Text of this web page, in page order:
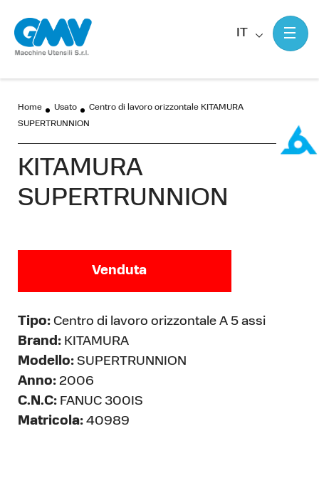
IT
Home Usato
Centro di lavoro orizzontale KITAMURA
SUPERTRUNNION
KITAMURA
SUPERTRUNNION
Venduta
Tipo: Centro di lavoro orizzontale A 5 assi
Brand: KITAMURA
Modello: SUPERTRUNNION
Anno: 2006
C.N.C: FANUC 300IS
Matricola: 40989